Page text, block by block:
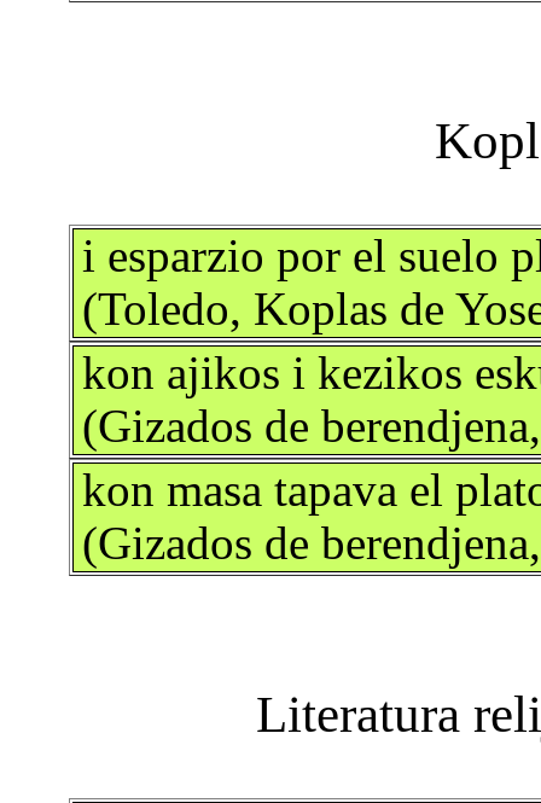
i esparzio por el suelo
(Toledo, Koplas de
kon ajikos i kezikos
(Gizados de
kon masa tapava el
(Gizados de